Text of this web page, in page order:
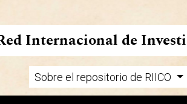
Internacional de
Sobre el repositorio de RIICO